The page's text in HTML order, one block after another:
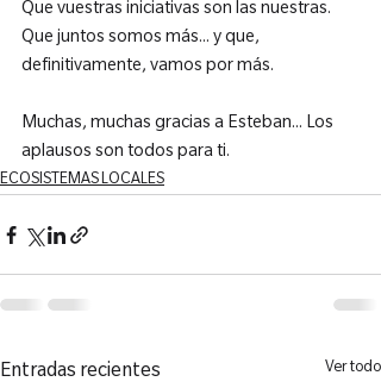
Que vuestras iniciativas son las nuestras.
Que juntos somos más... y que,
definitivamente, vamos por más.
Muchas, muchas gracias a Esteban... Los
aplausos son todos para ti.
ECOSISTEMAS LOCALES
Entradas recientes Ver todo